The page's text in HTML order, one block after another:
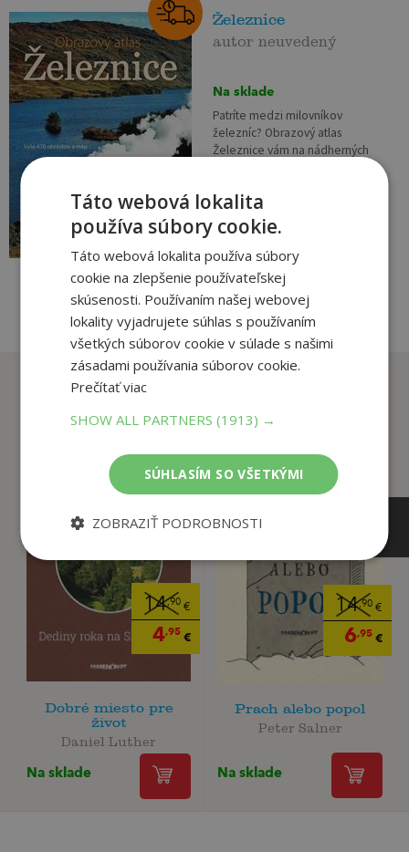
29 €
14,95€
Železnice
autor neuvedený
Na sklade
Patríte medzi milovníkov
železníc? Obrazový atlas
Železnice vám na nádherných
trate z celého sveta. Okrem
samotných kvalitných fotografií
vás...
pridať do košíka
Zákazníci, ktorí si kúpili
14,90€
4,95€
Dobré miesto pre
život
Daniel Luther
Na sklade
14,90€
6,95€
Prach alebo popol
Peter Salner
Na sklade
Táto webová lokalita
používa súbory cookie.
Táto webová lokalita používa súbory
cookie na zlepšenie používateľskej
skúsenosti. Používaním našej webovej
lokality vyjadrujete súhlas s používaním
všetkých súborov cookie v súlade s našimi
zásadami používania súborov cookie.
Prečítať viac
SHOW ALL PARTNERS(1913) →
SÚHLASÍM SO VŠETKÝMI
ZOBRAZIŤ PODROBNOSTI